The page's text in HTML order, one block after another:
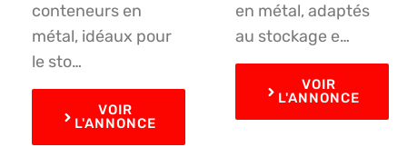
conteneurs en
métal, idéaux pour
le sto…
VOIR
L'ANNONCE
en métal, adaptés
au stockage e…
VOIR
L'ANNONCE